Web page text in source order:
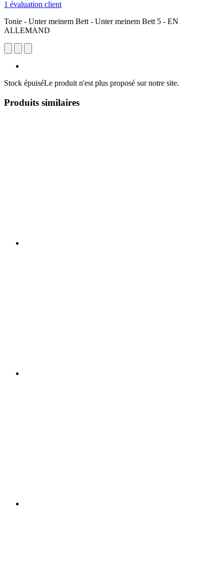
1 évaluation client
Tonie - Unter meinem Bett - Unter meinem Bett 5 - EN
ALLEMAND
Stock épuiséLe produit n'est plus proposé sur notre site.
Produits similaires